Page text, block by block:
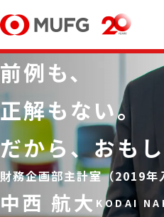
中西 航大
財務企画部主計室（2019
前例も、
正解もない。
だから、おもし